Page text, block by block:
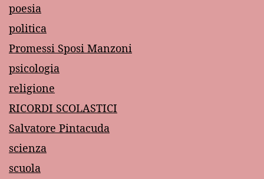
poesia
politica
Promessi Sposi Manzoni
psicologia
religione
RICORDI SCOLASTICI
Salvatore Pintacuda
scienza
scuola